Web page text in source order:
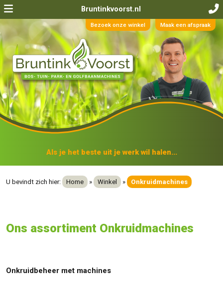
Bruntinkvoorst.nl
Bezoek onze winkel Maak een afspraak
Als je het beste uit je werk wil halen...
U bevindt zich hier: Home » Winkel » Onkruidmachines
Ons assortiment Onkruidmachines
Onkruidbeheer met machines